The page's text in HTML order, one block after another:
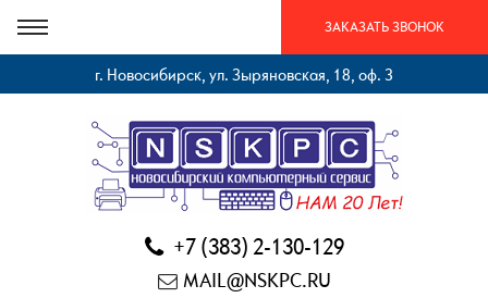
ЗАКАЗАТЬ ЗВОНОК
г. Новосибирск, ул. Зыряновская, 18, оф. 3
+7 (383) 2-130-129
MAIL@NSKPC.RU